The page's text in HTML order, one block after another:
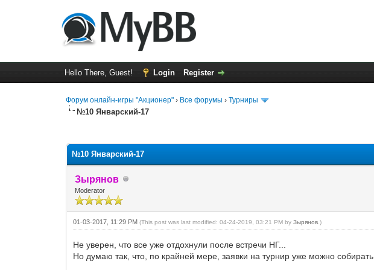
Hello There, Guest! Login Register
Форум онлайн-игры "Акционер" › Все форумы ›Турниры
№10 Январский-17
№10 Январский-17
Зырянов
Moderator
01-03-2017, 11:29 PM(This post was last modified: 04-24-2019, 03:21 PM byЗырянов .)
Не уверен, что все уже отдохнули после встречи НГ...
Но думаю так, что, по крайней мере, заявки на турнир уже можно собирать.